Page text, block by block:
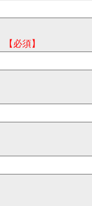
【必須】